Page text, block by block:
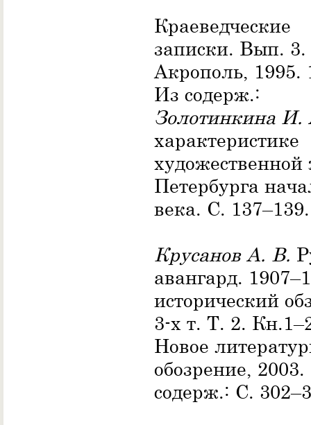
Краеведческие
записки. Вып.
Акрополь, 1995.
Из содерж.:
Золотинкина И.
характеристике
Петербурга
века. С. 137–139.
Крусанов А. В.
авангард.
исторический
3-х т. Т. 2.
Новое
обозрение,
содерж.: С.